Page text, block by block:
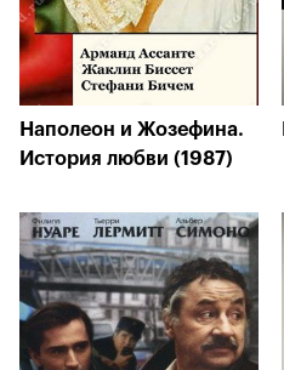
Наполеон и Жозефина.
История любви (1987)